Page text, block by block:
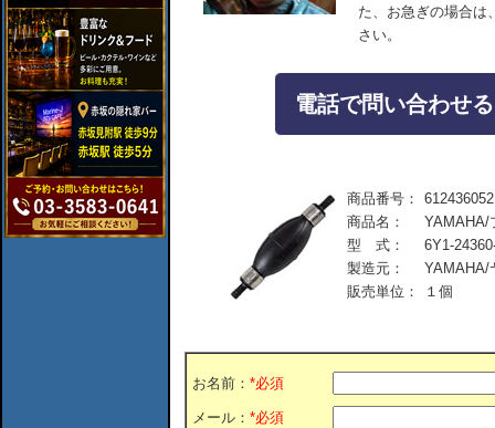
た、お急ぎの場合は
さい。
電話で問い合わせ
商品番号：
612436052
商品名：
YAMAHA/
型 式：
6Y1-
製造元：
YAMAHA/
販売単位：
１個
お名前： *必須
メール： *必須